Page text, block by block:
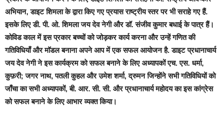
अभियान, डाइट शिमला के द्वारा किए गए प्रयास राष्ट्रीय स्तर पर भी सराहे गए हैं.
इसके लिए डी. पी. ओ. शिमला जय देव नेगी और डॉ. संजीव कुमार बधाई के पात्र हैं।
कोविड काल में इस प्रकार बच्चों को जोड़कर कार्य करना और उन्हें गणित की
गतिविधियाँ और मॉडल बनाना अपने आप में एक सफल आयोजन है. डाइट प्रधानाचार्य
जय देव नेगी ने इस कार्यक्रम को सफल बनाने के लिए अध्यापकों एच. एस. धर्मा,
कुफ़री; जगर नाथ, पतली कुहल और उमेश शर्मा, द्रुमन जिन्होंने सभी गतिविधियों को
जाँचा का सभी अध्यापकों, बी. आर. सी. सी. और प्रधानाचार्य महोदय का इस कांग्रेस
को सफल बनाने के लिए आभार व्यक्त किया।